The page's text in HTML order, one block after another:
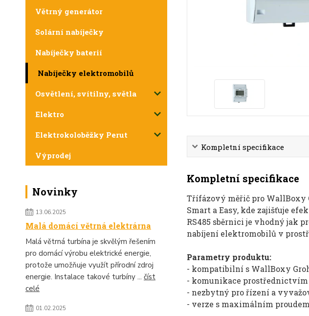
Větrný generátor
Solární nabíječky
Nabíječky baterií
Nabíječky elektromobilů
Osvětlení, svítilny, světla
Elektro
Elektrokoloběžky Perut
Výprodej
Novinky
13.06.2025
Malá domácí větrná elektrárna
Malá větrná turbína je skvělým řešením
pro domácí výrobu elektrické energie,
protože umožňuje využít přírodní zdroj
energie. Instalace takové turbíny ... číst
celé
01.02.2025
Kompletní specifikace
Kompletní specifikace
Třífázový měřič pro WallBoxy
Smart a Easy, kde zajišťuje
RS485 sběrnici je vhodný jak
nabíjení elektromobilů v
Parametry produktu:
- kompatibilní s WallBoxy
- komunikace prostřednictvím
- nezbytný pro řízení a
- verze s maximálním